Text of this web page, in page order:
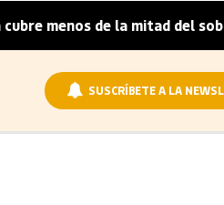
menos de la mitad del
SUSCRÍBETE A LA